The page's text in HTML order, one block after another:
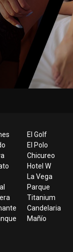
El Golf
El Polo
Chicureo
Hotel W
La Vega
Parque
Titanium
Candelaria
Mañío